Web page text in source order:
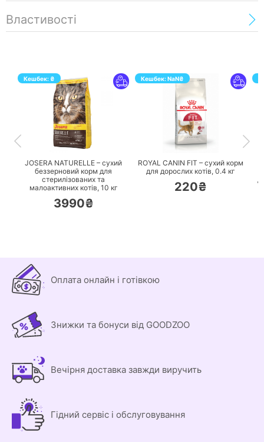
Властивості
Кешбек: ₴
ПЕРЕЙТИ
JOSERA NATURELLE – сухий
беззерновий корм для
стерилізованих та
малоактивних котів, 10 кг
3990₴
Кешбек:NaN₴
ПЕРЕЙТИ
ROYAL CANIN FIT – сухий корм
для дорослих котів, 0.4 кг
220₴
Оплата онлайн і готівкою
Знижки та бонуси від GOODZOO
Вечірня доставка завжди виручить
Гідний сервіс і обслуговування